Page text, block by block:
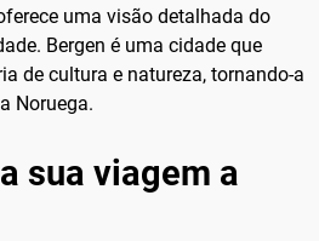
uma visão detalhada do
Bergen é uma cidade que
de cultura e natureza, tornando-a
Noruega.
sua viagem a